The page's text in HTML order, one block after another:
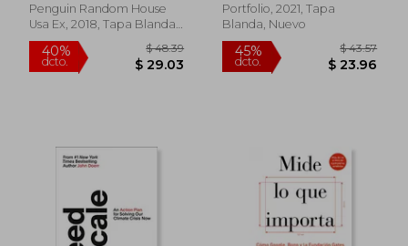
Penguin Random House
Usa Ex, 2018, Tapa Blanda,
Nuevo
Portfolio, 2021, Tapa
Blanda, Nuevo